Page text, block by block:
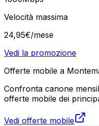
Velocità massima
24,95€/mese
Vedi la promozione
Offerte mobile a
Confronta canone
offerte mobile dei
Vedi offerte mobile